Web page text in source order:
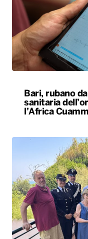
Bari, rubano
sanitaria
l’Africa